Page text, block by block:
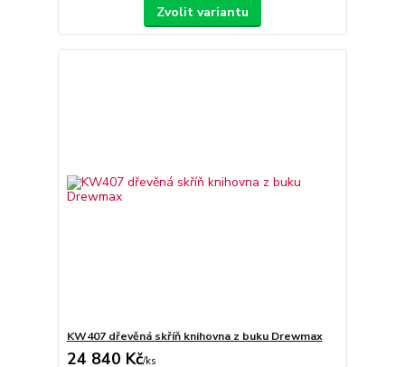
Zvolit variantu
KW407 dřevěná skříň knihovna z buku Drewmax
24 840 Kč/ks